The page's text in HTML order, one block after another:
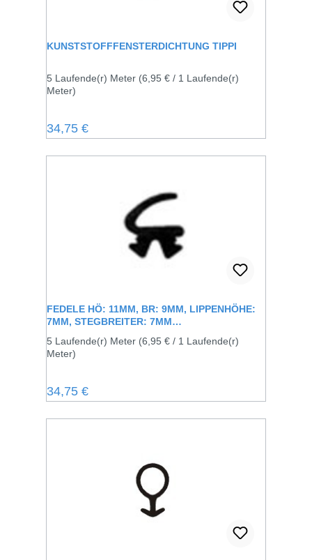
KUNSTSTOFFFENSTERDICHTUNG TIPPI
5 Laufende(r) Meter (6,95 € / 1 Laufende(r)
Meter)
Regulärer Preis:
34,75 €
FEDELE HÖ: 11MM, BR: 9MM, LIPPENHÖHE:
7MM, STEGBREITER: 7MM
5 Laufende(r) Meter (6,95 € / 1 Laufende(r)
Meter)
Regulärer Preis:
34,75 €